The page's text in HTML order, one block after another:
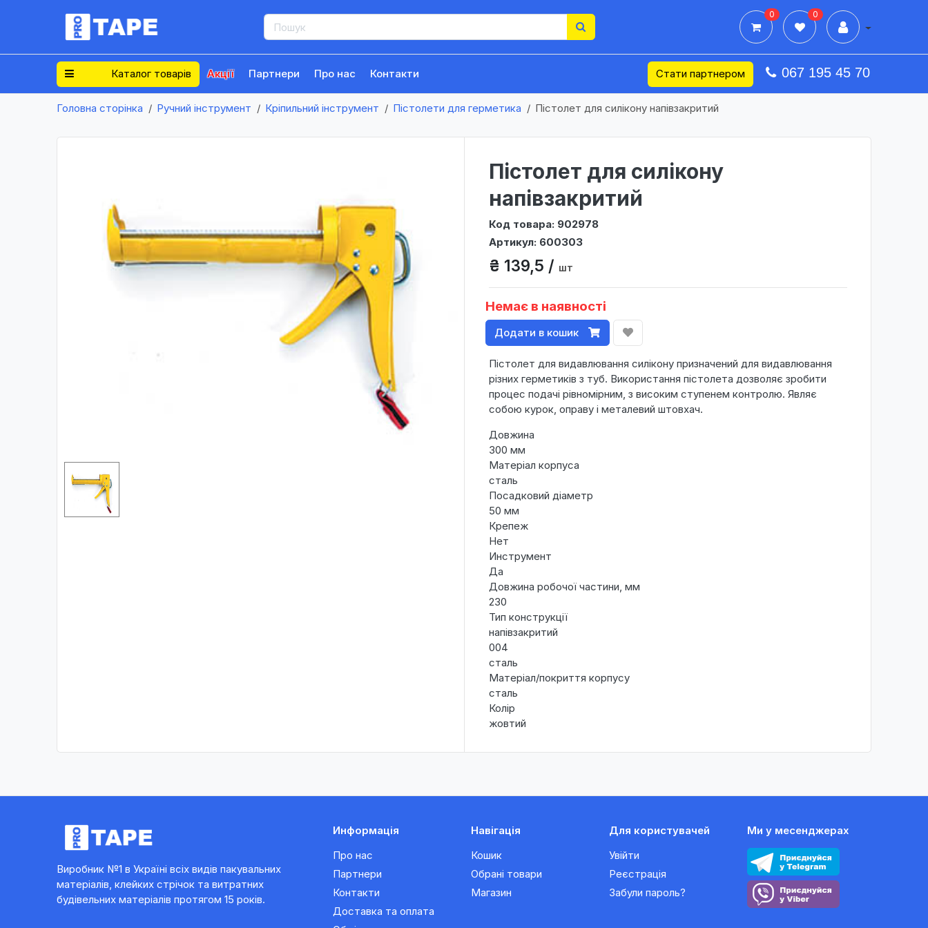
0 0
Каталог товарів Акції Партнери Про нас Контакти Стати партнером 067 195 45 70
Головна сторінка Ручний інструмент Кріпильний інструмент Пістолети для герметика Пістолет для силікону напівзакритий
Пістолет для силікону
напівзакритий
Код товара: 902978
Артикул: 600303
₴ 139,5 / шт
Немає в наявності
Додати в кошик
Пістолет для видавлювання силікону призначений для видавлювання
різних герметиків з туб. Використання пістолета дозволяє зробити
процес подачі рівномірним, з високим ступенем контролю. Являє
собою курок, оправу і металевий штовхач.
Довжина
300 мм
Матеріал корпуса
сталь
Посадковий діаметр
50 мм
Крепеж
Нет
Инструмент
Да
Довжина робочої частини, мм
230
Тип конструкції
напівзакритий
004
сталь
Матеріал/покриття корпусу
сталь
Колір
жовтий
Виробник №1 в Україні всіх видів пакувальних
матеріалів, клейких стрічок та витратних
будівельних матеріалів протягом 15 років.
Информація
Про нас
Партнери
Контакти
Доставка та оплата
Навігація
Кошик
Обрані товари
Магазин
Для користувачей
Увійти
Реєстрація
Забули пароль?
Ми у месенджерах